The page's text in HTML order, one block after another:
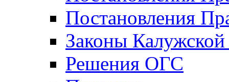
Постановления
Законы Калужской
Решения ОГС